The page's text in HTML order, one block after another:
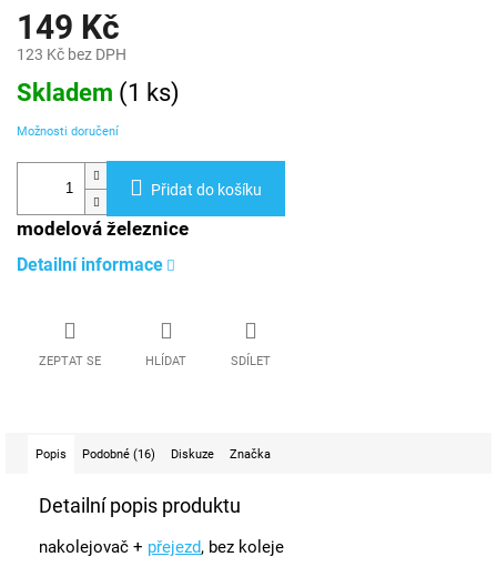
149 Kč
123 Kč bez DPH
Měrná
cena:
Skladem (1 ks)
Možnosti doručení
Přidat do košíku
modelová železnice
Detailní informace
ZEPTAT SE HLÍDAT SDÍLET
Popis Podobné (16) Diskuze Značka
Detailní popis produktu
nakolejovač + přejezd, bez koleje